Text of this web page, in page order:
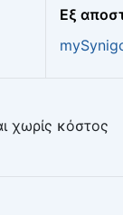
Eξ
χωρίς κόστος